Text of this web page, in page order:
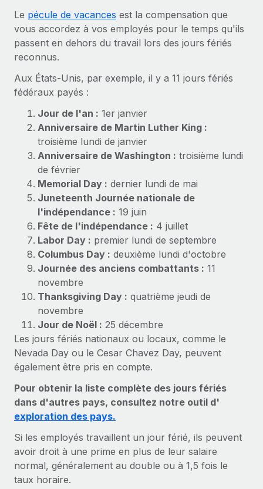
Intégrez et gérez vos freelances partout dans le monde
PEO
Sous-traitez les opérations complexes liées à l’emploi
INFRASTRUCTURE
Intégration Remote
Intégrez vos RH aux flux de travail en toute simplicité
Plateforme
Des fonctions RH clés intégrées pour votre équipe
Connecter
Nouveau
notre MCP
Intégrations
Rationalisez vos processus avec des outils essentiels
SERVICES
Demandez aux experts
Recevez des conseils d’experts sur les RH à
l’international et la conformité
Contrôles d’antécédents
Simplifiez vos processus de présélection des
candidats
Gardez un temps d’avance sur les risques en
matière de conformité
Gestion des appareils
Examinez notre service par rapport aux autres
CROISSANCE
Start-ups
Des solutions agiles et internationales pour les RH et la
paie des entreprises en pleine croissance
Entreprises intermédiaires
Développez vos équipes avec des solutions RH sur
mesure
Entreprise
Les RH à l’international pour les grandes entreprises
TRAVAILLONS ENSEMBLE
Partenaires stratégiques de la tech
Intégrez les RH à l’international de manière flexible
Devenir partenaire
Explorez avec nous vos opportunités de partenariat
Remote Build
Conseil en intégrations et automatisations assistées par
ÉTUDES DE CAS
ses effectifs de 120 % avec Remote
Weaviate en bref Weaviate crée des infrastructures open
source et AI-first. Sa mission est...
pays
Calculateur de paiement des freelances
Découvrez les devises disponibles et les vitesses de
Recherche et guides
Études de cas
Glossaire RH
Checklists et modèles
Descriptions de postes
Webinaires
Événements
Salle de presse
Données sur les salaires et les talents
Centre de ressources
Obtenir de l’aide
Voir toutes les ressources
Paie multipays
EOR et PEO
Nederlands
Français
Deutsch
Español
Italiano
Português (Portugal)
日本語
한국어
中文（简体）
Connexion
Le pécule de vacances est la compensation que
vous accordez à vos employés pour le temps qu'ils
passent en dehors du travail lors des jours fériés
reconnus.
Aux États-Unis, par exemple, il y a 11 jours fériés
fédéraux payés :
Jour de l'an : 1er janvier
Anniversaire de Martin Luther King :
troisième lundi de janvier
Anniversaire de Washington : troisième lundi
de février
Memorial Day : dernier lundi de mai
Juneteenth Journée nationale de
l'indépendance : 19 juin
Fête de l'indépendance : 4 juillet
Labor Day : premier lundi de septembre
Columbus Day : deuxième lundi d'octobre
Journée des anciens combattants : 11
novembre
Thanksgiving Day : quatrième jeudi de
novembre
Jour de Noël : 25 décembre
Les jours fériés nationaux ou locaux, comme le
Nevada Day ou le Cesar Chavez Day, peuvent
également être pris en compte.
Pour obtenir la liste complète des jours fériés
dans d'autres pays, consultez notre outil d'
exploration des pays.
Si les employés travaillent un jour férié, ils peuvent
avoir droit à une prime en plus de leur salaire
normal, généralement au double ou à 1,5 fois le
taux horaire.